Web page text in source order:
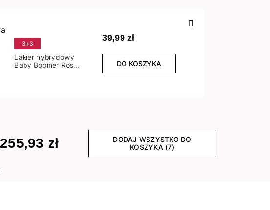
3+3
Lakier hybrydowy
Baby Boomer Rose
39,99 zł
DO KOSZYKA
255,93 zł
DODAJ WSZYSTKO DO
KOSZYKA (7)